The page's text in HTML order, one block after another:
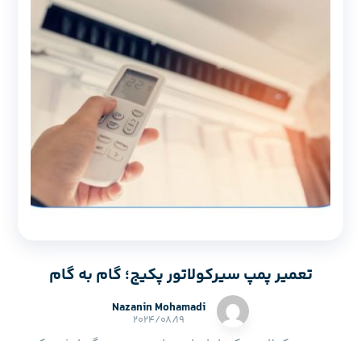
تعمیر پمپ سیرکولاتور پکیج؛ گام به گام
Nazanin Mohamadi
۲۰۲۴/۰۸/۱۹